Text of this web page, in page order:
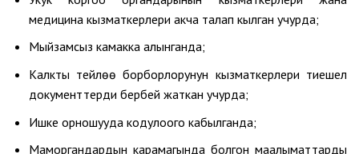
медицина кызматкерлери акча талап кылган учурда;
Мыйзамсыз камакка алынганда;
Калкты тейлөө борборлорунун кызматкерлери тиешелүү
документтерди бербей жаткан учурда;
Ишке орношууда кодулоого кабылганда;
Маморгандардын карамагында болгон маалыматтарды